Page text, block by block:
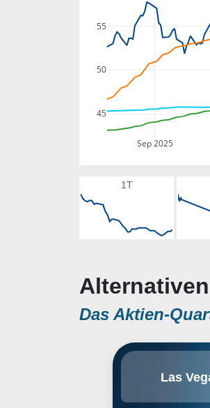
Sep 2025
45
50
55
1T
Das Aktien-
Las
weltweit